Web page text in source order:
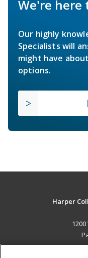
We're here
Our highly
Specialists will
might have
options.
Harper